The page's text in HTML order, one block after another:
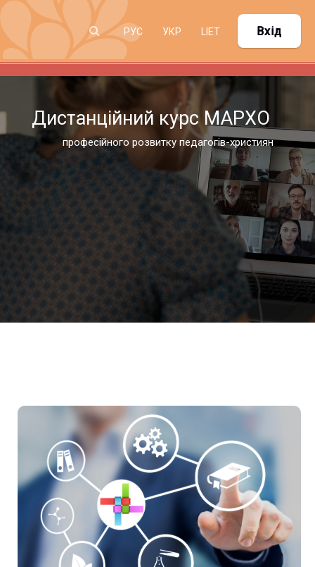
Перейти до головного вмісту
РУССКИЙ ‎(RU)‎УКРАЇНСЬКА ‎(UK)‎
LIETUVIŲ ‎(LT)‎
Вхід
Дистанційний курс МАРХО
професійного розвитку педагогів-християн